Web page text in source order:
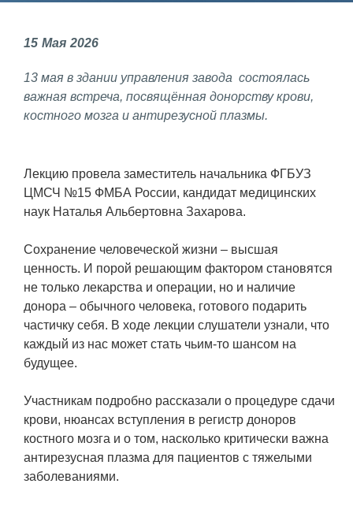
Фундаментальные и прикладные
Газодинамические исследования
Экспериментальная база
Забабахинские научные чтения
Семинар «Радиационная физика
металлов и сплавов»
Аспирантура
Премии молодым ученым
Интеллектуальная собственность
Семинар «Моделирование технологий
ЯТЦ»
Зимняя школа по физике высоких
плотностей энергий
Молодежная научно-техническая
конференция «Исследования.
15 Мая 2026
13 мая в здании управления завода состоялась
важная встреча, посвящённая донорству крови,
костного мозга и антирезусной плазмы.
Лекцию провела заместитель начальника ФГБУЗ
ЦМСЧ №15 ФМБА России, кандидат медицинских
наук Наталья Альбертовна Захарова.
Сохранение человеческой жизни – высшая
ценность. И порой решающим фактором становятся
не только лекарства и операции, но и наличие
донора – обычного человека, готового подарить
частичку себя. В ходе лекции слушатели узнали, что
каждый из нас может стать чьим-то шансом на
будущее.
Участникам подробно рассказали о процедуре сдачи
крови, нюансах вступления в регистр доноров
костного мозга и о том, насколько критически важна
антирезусная плазма для пациентов с тяжелыми
заболеваниями.